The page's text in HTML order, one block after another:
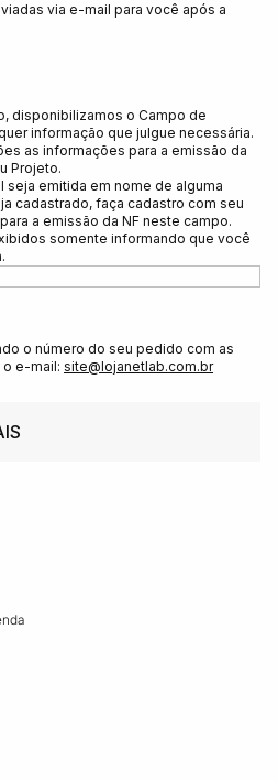
via e-mail para você após a
disponibilizamos o Campo de
informação que julgue necessária.
as informações para a emissão da
Projeto.
seja emitida em nome de alguma
cadastrado, faça cadastro com seu
a emissão da NF neste campo.
somente informando que você
o número do seu pedido com as
e-mail: site@lojanetlab.com.br